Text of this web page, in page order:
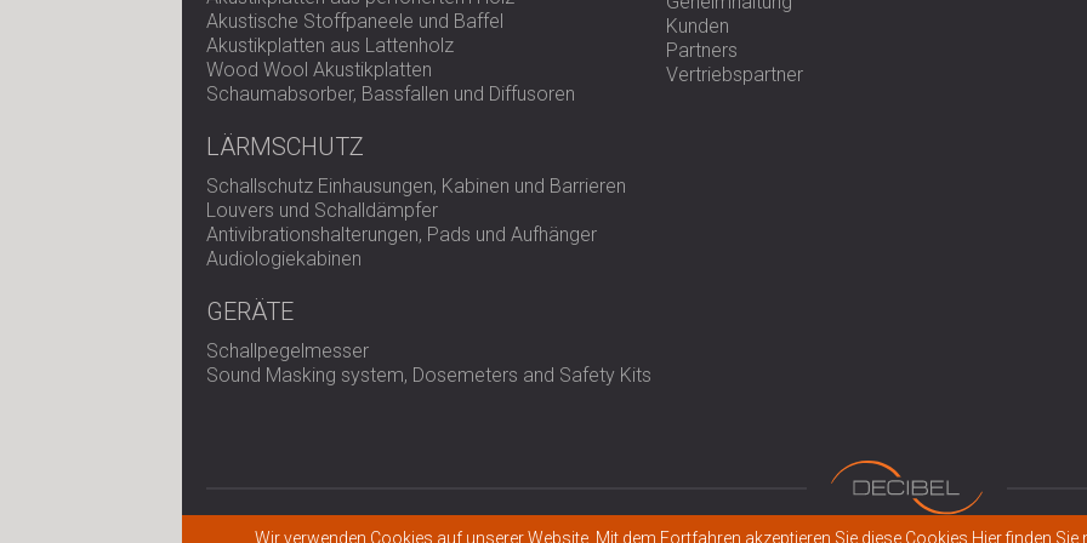
Akustische Stoffpaneele und Baffel
Akustikplatten aus Lattenholz
Wood Wool Akustikplatten
Schaumabsorber, Bassfallen und Diffusoren
LÄRMSCHUTZ
Schallschutz Einhausungen, Kabinen und Barrieren
Louvers und Schalldämpfer
Antivibrationshalterungen, Pads und Aufhänger
Audiologiekabinen
GERÄTE
Schallpegelmesser
Sound Masking system, Dosemeters and Safety Kits
Kunden
Partners
Vertriebspartner
© 2026 All rights reserved.
Wir verwenden Cookies auf unserer Website. Mit dem Fortfahren akzeptieren Sie diese Cookies Hier finden